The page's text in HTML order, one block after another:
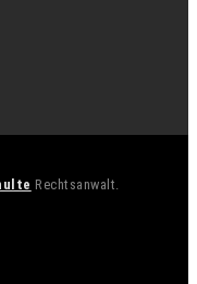
Rechtsanwalt.